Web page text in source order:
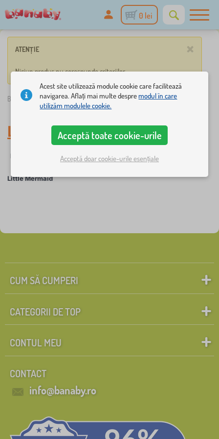
0 lei
×
ATENȚIE
Niciun produs nu corespunde criteriilor.
Banaby.ro »Little Mermaid
Little Mermaid
Filtrare Personaje de poveste
FILTRARE
Little Mermaid
CUM SĂ CUMPERI
CATEGORII DE TOP
CONTUL MEU
CONTACT
info@banaby.ro
Acest site utilizează module cookie care facilitează
navigarea. Aflați mai multe despremodul în care
utilizăm modulele cookie.
Acceptă toate cookie-urile
Acceptă doar cookie-urile esențiale